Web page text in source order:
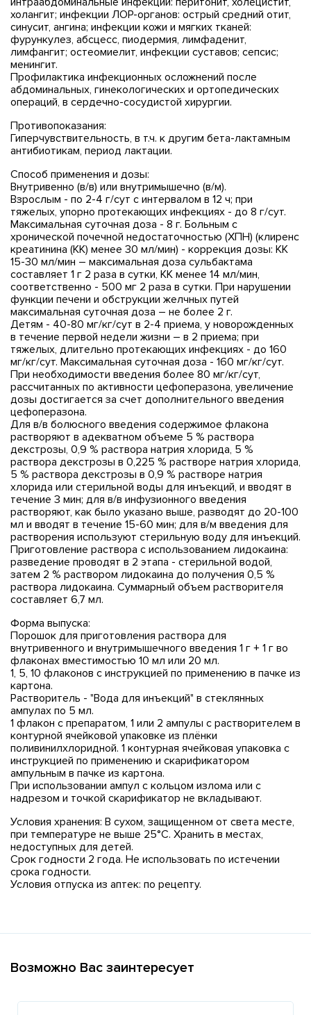
холангит; инфекции ЛОР-органов: острый средний отит,
синусит, ангина; инфекции кожи и мягких тканей:
фурункулез, абсцесс, пиодермия, лимфаденит,
лимфангит; остеомиелит, инфекции суставов; сепсис;
менингит.
Профилактика инфекционных осложнений после
абдоминальных, гинекологических и ортопедических
операций, в сердечно-сосудистой хирургии.
Противопоказания:
Гиперчувствительность, в т.ч. к другим бета-лактамным
антибиотикам, период лактации.
Способ применения и дозы:
Внутривенно (в/в) или внутримышечно (в/м).
Взрослым - по 2-4 г/сут с интервалом в 12 ч; при
тяжелых, упорно протекающих инфекциях - до 8 г/сут.
Максимальная суточная доза - 8 г. Больным с
хронической почечной недостаточностью (ХПН) (клиренс
креатинина (КК) менее 30 мл/мин) - коррекция дозы: КК
15-30 мл/мин – максимальная доза сульбактама
составляет 1 г 2 раза в сутки, КК менее 14 мл/мин,
соответственно - 500 мг 2 раза в сутки. При нарушении
функции печени и обструкции желчных путей
максимальная суточная доза – не более 2 г.
Детям - 40-80 мг/кг/сут в 2-4 приема, у новорожденных
в течение первой недели жизни – в 2 приема; при
тяжелых, длительно протекающих инфекциях - до 160
мг/кг/сут. Максимальная суточная доза - 160 мг/кг/сут.
При необходимости введения более 80 мг/кг/сут,
рассчитанных по активности цефоперазона, увеличение
дозы достигается за счет дополнительного введения
цефоперазона.
Для в/в болюсного введения содержимое флакона
растворяют в адекватном объеме 5 % раствора
декстрозы, 0,9 % раствора натрия хлорида, 5 %
раствора декстрозы в 0,225 % растворе натрия хлорида,
5 % раствора декстрозы в 0,9 % растворе натрия
хлорида или стерильной воды для инъекций, и вводят в
течение 3 мин; для в/в инфузионного введения
растворяют, как было указано выше, разводят до 20-100
мл и вводят в течение 15-60 мин; для в/м введения для
растворения используют стерильную воду для инъекций.
Приготовление раствора с использованием лидокаина:
разведение проводят в 2 этапа - стерильной водой,
затем 2 % раствором лидокаина до получения 0,5 %
раствора лидокаина. Суммарный объем растворителя
составляет 6,7 мл.
Форма выпуска:
Порошок для приготовления раствора для
внутривенного и внутримышечного введения 1 г + 1 г во
флаконах вместимостью 10 мл или 20 мл.
1, 5, 10 флаконов с инструкцией по применению в пачке из
картона.
Растворитель - "Вода для инъекций" в стеклянных
ампулах по 5 мл.
1 флакон с препаратом, 1 или 2 ампулы с растворителем в
контурной ячейковой упаковке из плёнки
поливинилхлоридной. 1 контурная ячейковая упаковка с
инструкцией по применению и скарификатором
ампульным в пачке из картона.
При использовании ампул с кольцом излома или с
надрезом и точкой скарификатор не вкладывают.
Условия хранения: В сухом, защищенном от света месте,
при температуре не выше 25°С. Хранить в местах,
недоступных для детей.
Срок годности 2 года. Не использовать по истечении
срока годности.
Условия отпуска из аптек: по рецепту.
Возможно Вас заинтересует